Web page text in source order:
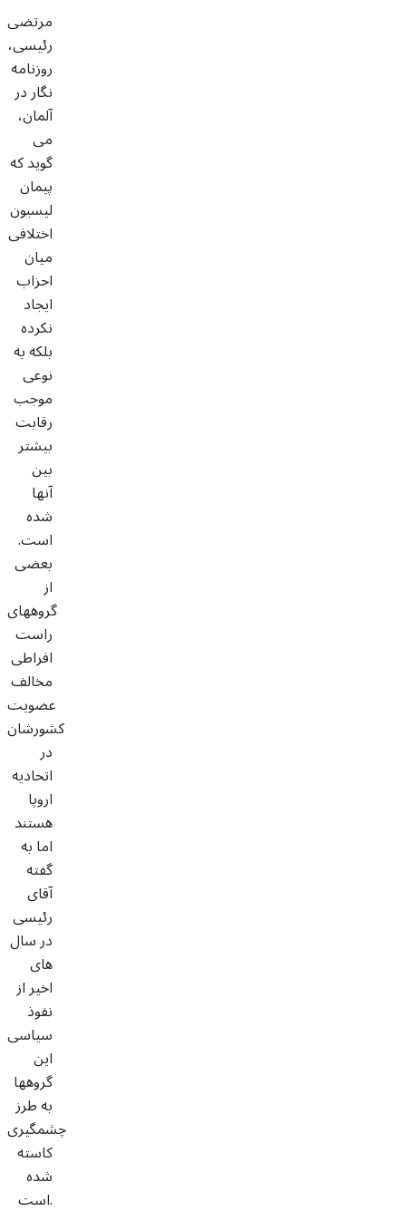
مرتضی
رئیسی،
روزنامه
نگار در
آلمان،
می
گوید که
پیمان
لیسبون
اختلافی
میان
احزاب
ایجاد
نکرده
بلکه به
نوعی
موجب
رقابت
بیشتر
بین
آنها
شده
است.
بعضی
از
گروههای
راست
افراطی
مخالف
عضویت
کشورشان
در
اتحادیه
اروپا
هستند
اما به
گفته
آقای
رئیسی
در سال
های
اخیر از
نفوذ
سیاسی
این
گروهها
به طرز
چشمگیری
کاسته
شده
است.